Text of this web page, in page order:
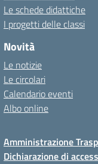
Le schede didattiche
I progetti delle classi
Novità
Le notizie
Le circolari
Calendario eventi
Albo online
Amministrazione
Dichiarazione di